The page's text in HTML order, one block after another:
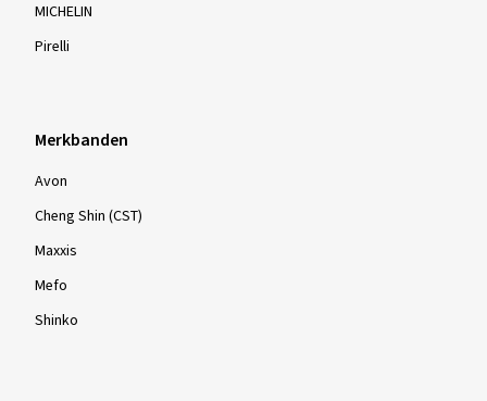
MICHELIN
Pirelli
Merkbanden
Avon
Cheng Shin (CST)
Maxxis
Mefo
Shinko